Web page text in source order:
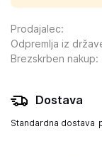
Prodajalec:
Odpremlja iz
Brezskrben nakup:
Dostava
Standardna dostava